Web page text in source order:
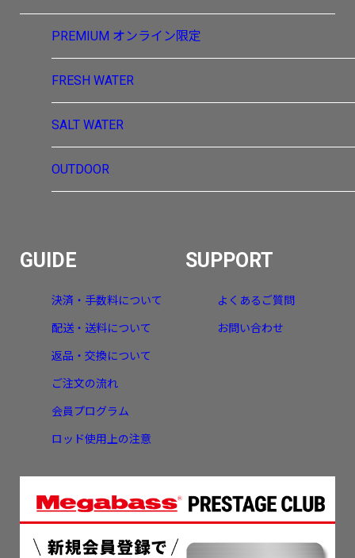
PREMIUM オンライン限定
FRESH WATER
SALT WATER
OUTDOOR
GUIDE
決済・手数料について
配送・送料について
返品・交換について
ご注文の流れ
会員プログラム
ロッド使用上の注意
SUPPORT
よくあるご質問
お問い合わせ